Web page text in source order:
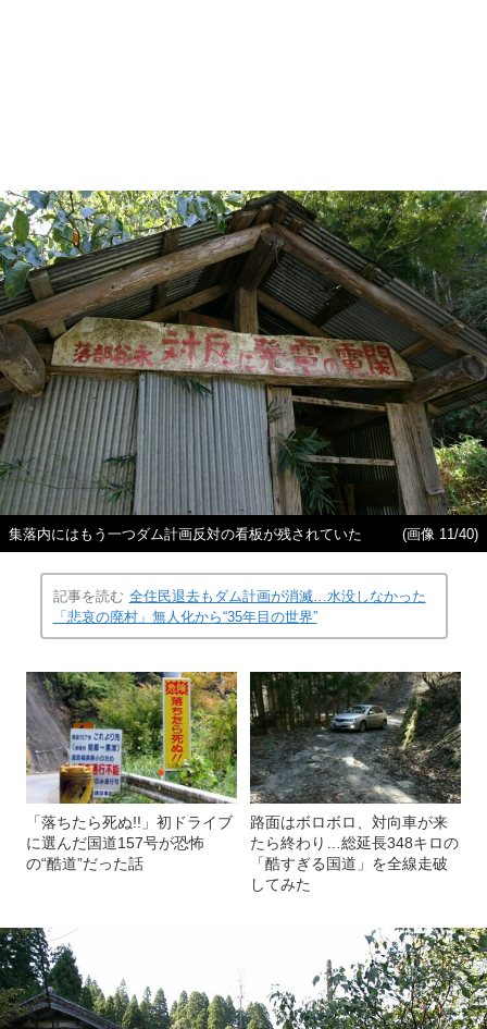
集落内にはもう一つダム計画反対の看板が残されていた (画像 11/40)
記事を読む 全住民退去もダム計画が消滅…水没しなかった
「悲哀の廃村」無人化から“35年目の世界”
「落ちたら死ぬ!!」初ドライブ
に選んだ国道157号が恐怖
の“酷道”だった話
路面はボロボロ、対向車が来
たら終わり…総延長348キロの
「酷すぎる国道」を全線走破
してみた